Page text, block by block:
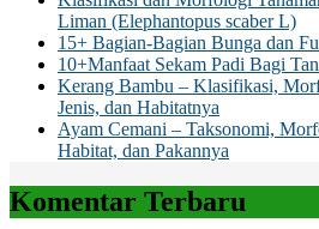
Liman (Elephantopus scaber L)
15+ Bagian-Bagian Bunga dan
10+Manfaat Sekam Padi Bagi
Kerang Bambu – Klasifikasi,
Jenis, dan Habitatnya
Ayam Cemani – Taksonomi,
Habitat, dan Pakannya
Komentar Terbaru